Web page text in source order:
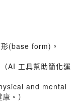
(base form)。
AI 工具幫助簡化運
and mental
。）